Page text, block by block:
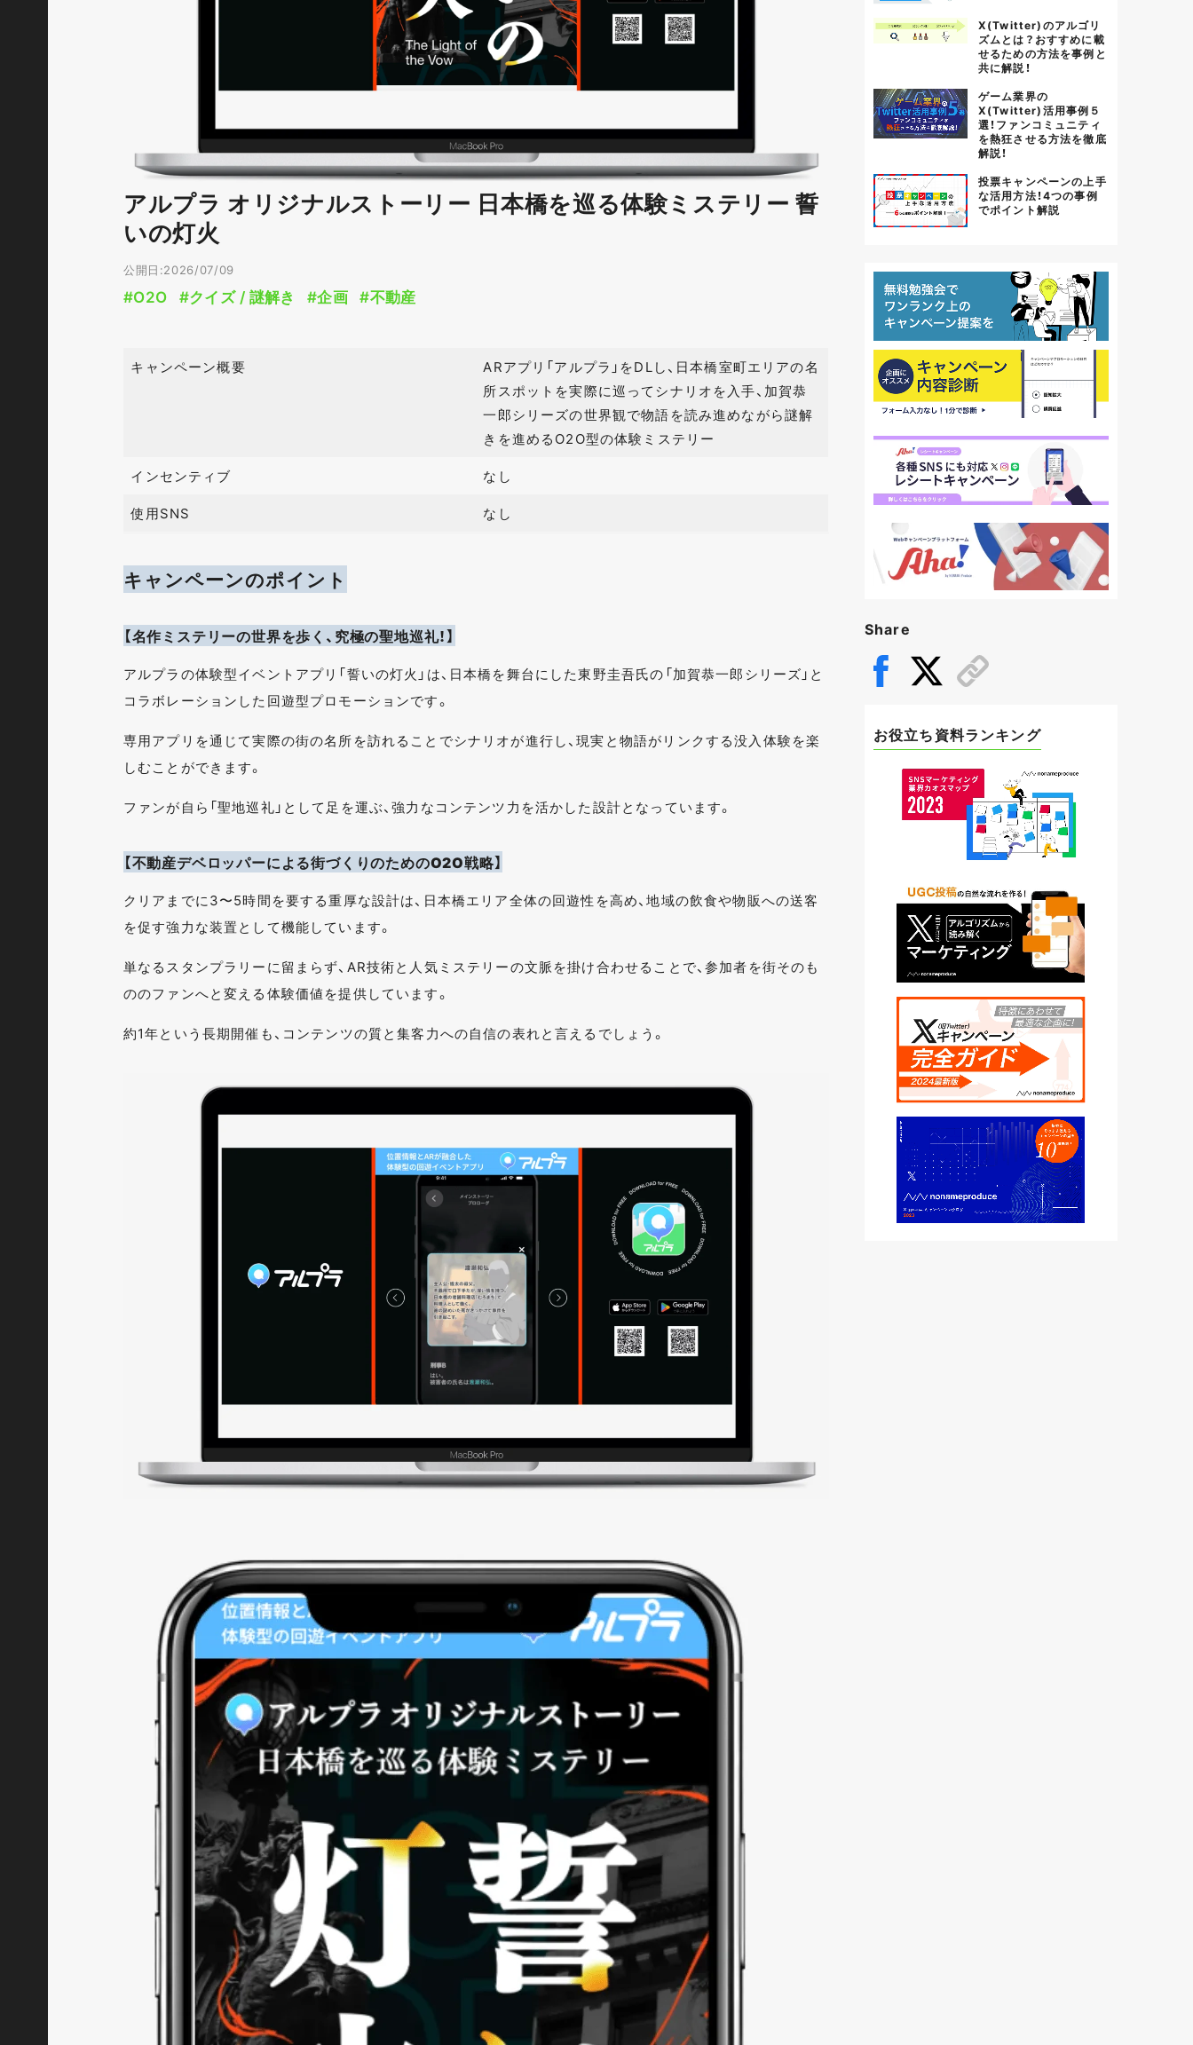
アルプラ オリジナルストーリー 日本橋を巡る体験ミステリー 誓
いの灯火
公開日:2026/07/09
#O2O #クイズ / 謎解き #企画 #不動産
キャンペーン概要
ARアプリ「アルプラ」をDLし、日本橋室町エリアの名
所スポットを実際に巡ってシナリオを入手、加賀恭
一郎シリーズの世界観で物語を読み進めながら謎解
きを進めるO2O型の体験ミステリー
インセンティブ
なし
使用SNS
なし
キャンペーンのポイント
【名作ミステリーの世界を歩く、究極の聖地巡礼！】
アルプラの体験型イベントアプリ「誓いの灯火」は、日本橋を舞台にした東野圭吾氏の「加賀恭一郎シリーズ」と
コラボレーションした回遊型プロモーションです。
専用アプリを通じて実際の街の名所を訪れることでシナリオが進行し、現実と物語がリンクする没入体験を楽
しむことができます。
ファンが自ら「聖地巡礼」として足を運ぶ、強力なコンテンツ力を活かした設計となっています。
【不動産デベロッパーによる街づくりのためのO2O戦略】
クリアまでに3〜5時間を要する重厚な設計は、日本橋エリア全体の回遊性を高め、地域の飲食や物販への送客
を促す強力な装置として機能しています。
単なるスタンプラリーに留まらず、AR技術と人気ミステリーの文脈を掛け合わせることで、参加者を街そのも
ののファンへと変える体験価値を提供しています。
約1年という長期開催も、コンテンツの質と集客力への自信の表れと言えるでしょう。
X(Twitter)のアルゴリ
ズムとは？おすすめに載
せるための方法を事例と
共に解説！
ゲーム業界の
X(Twitter)活用事例５
選！ファンコミュニティ
を熱狂させる方法を徹底
解説！
投票キャンペーンの上手
な活用方法！4つの事例
でポイント解説
Share
お役立ち資料ランキング